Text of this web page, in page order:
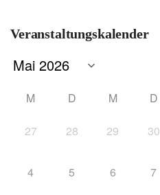
Veranstaltungskalender
M D M D
27 28 29 30
4 5 6 7